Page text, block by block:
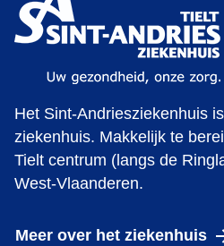
Het Sint-Andriesziekenhuis
ziekenhuis. Makkelijk te
Tielt centrum (langs de
West-Vlaanderen.
Meer over het ziekenhuis